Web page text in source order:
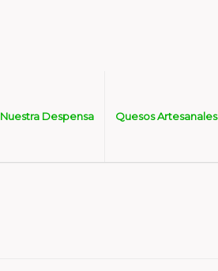
Nuestra Despensa Quesos Artesanales